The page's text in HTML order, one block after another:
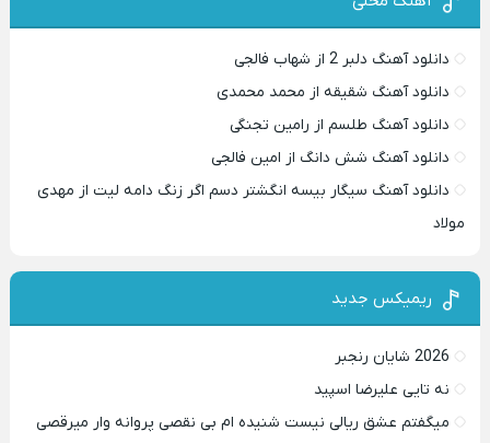
دانلود آهنگ دلبر 2 از شهاب فالجی
دانلود آهنگ شقیقه از محمد محمدی
دانلود آهنگ طلسم از رامین تجنگی
دانلود آهنگ شش دانگ از امین فالجی
دانلود آهنگ سیگار بیسه انگشتر دسم اگر زنگ دامه لیت از مهدی
مولاد
ریمیکس جدید
2026 شایان رنجبر
نه تایی علیرضا اسپید
میگفتم عشق ریالی نیست شنیده ام بی نقصی پروانه وار میرقصی